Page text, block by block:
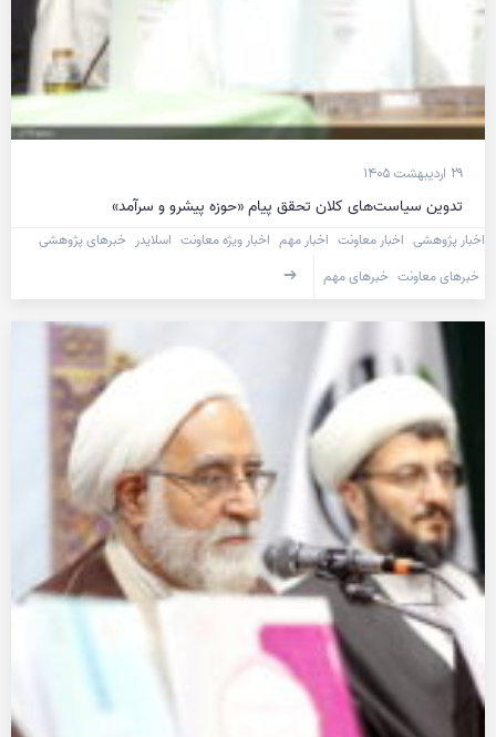
۲۹ اردیبهشت ۱۴۰۵
تدوین سیاست‌های کلان تحقق پیام «حوزه پیشرو و سرآمد»
اخبار پژوهشی اخبار معاونت اخبار مهم اخبار ویژه معاونت اسلایدر خبرهای پژوهشی
خبرهای معاونت خبرهای مهم